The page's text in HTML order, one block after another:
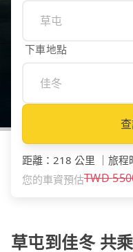
下車地點
距離 ： 218 公里 旅程
您的車資預估TWD
草屯到佳冬 共